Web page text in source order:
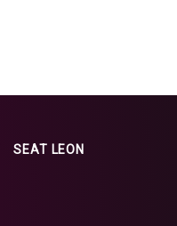
SEAT LEON